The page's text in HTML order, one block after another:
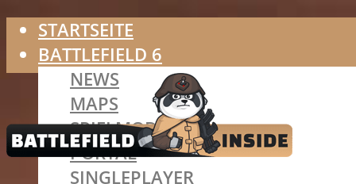
STARTSEITE
BATTLEFIELD 6
NEWS
MAPS
SPIELMODI
PORTAL
SINGLEPLAYER